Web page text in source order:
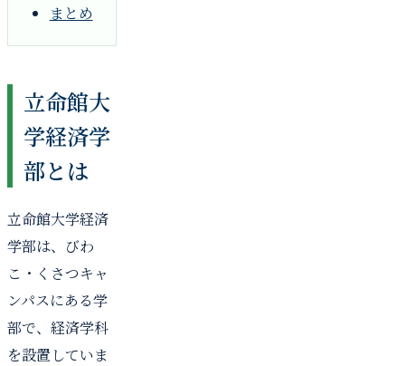
まとめ
立命館大
学経済学
部とは
立命館大学経済
学部は、びわ
こ・くさつキャ
ンパスにある学
部で、経済学科
を設置していま